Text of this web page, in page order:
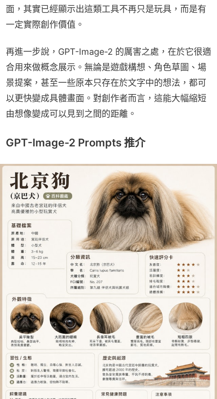
面，其實已經顯示出這類工具不再只是玩具，而是有
一定實際創作價值。
再進一步說，GPT-Image-2 的厲害之處，在於它很適
合用來做概念展示。無論是遊戲構想、角色草圖、場
景提案，甚至一些原本只存在於文字中的想法，都可
以更快變成具體畫面。對創作者而言，這能大幅縮短
由想像變成可以見到之間的距離。
GPT-Image-2 Prompts 推介